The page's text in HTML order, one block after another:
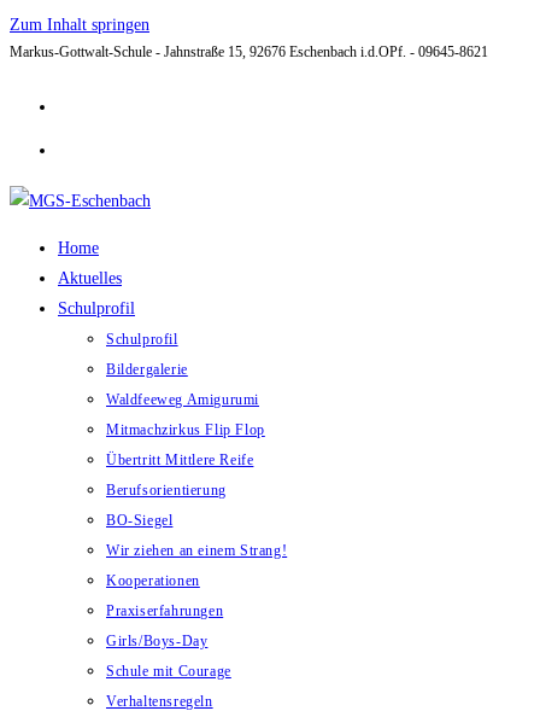
Zum Inhalt springen
Markus-Gottwalt-Schule - Jahnstraße 15, 92676 Eschenbach i.d.OPf. - 09645-8621
Home
Aktuelles
Schulprofil
Schulprofil
Bildergalerie
Waldfeeweg Amigurumi
Mitmachzirkus Flip Flop
Übertritt Mittlere Reife
Berufsorientierung
BO-Siegel
Wir ziehen an einem Strang!
Kooperationen
Praxiserfahrungen
Girls/Boys-Day
Schule mit Courage
Verhaltensregeln